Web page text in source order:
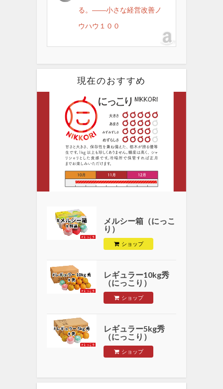
る。――小さな経営改善ノ
ウハウ１００
現在のおすすめ
メルシー箱（にっこ
り）
ショップ
レギュラー10kg秀
（にっこり）
ショップ
レギュラー5kg秀
（にっこり）
ショップ